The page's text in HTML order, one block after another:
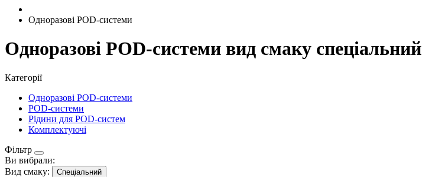
Одноразові POD-системи
Одноразові POD-системи вид смаку спеціальний
Категорії
Одноразові POD-системи
POD-системи
Рідини для POD-систем
Комплектуючі
Фільтр
Ви вибрали:
Вид смаку:
Спеціальний